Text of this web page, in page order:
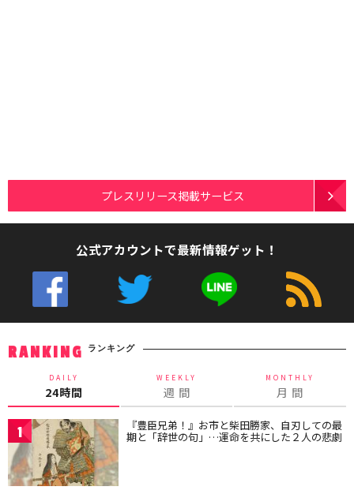
プレスリリース掲載サービス
公式アカウントで最新情報ゲット！
RANKING ランキング
DAILY
24時間
WEEKLY
週 間
MONTHLY
月 間
1 『豊臣兄弟！』お市と柴田勝家、自刃しての最
期と「辞世の句」…運命を共にした２人の悲劇